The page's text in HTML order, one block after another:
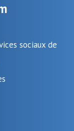
sociaux de